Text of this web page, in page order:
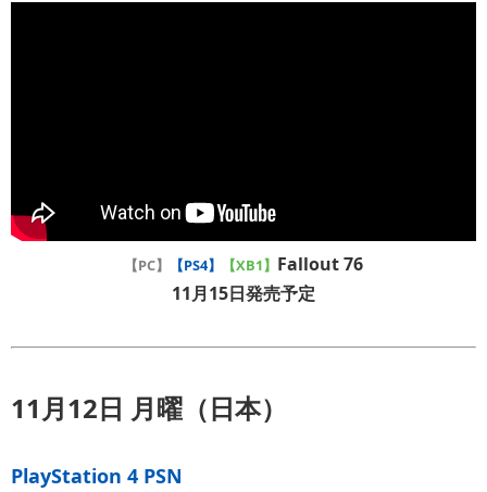
【PC】 【PS4】 【XB1】 Fallout 76
11月15日発売予定
11月12日 月曜（日本）
PlayStation 4 PSN